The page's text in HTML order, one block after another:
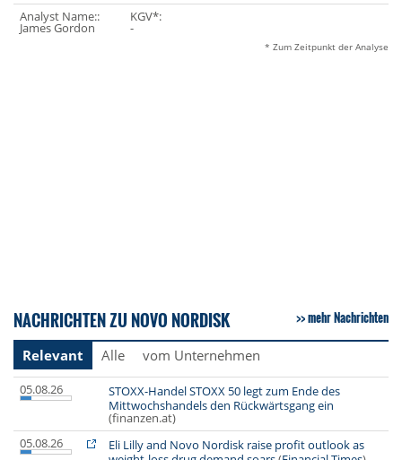
Analyst Name::
James Gordon
KGV*:
-
* Zum Zeitpunkt der Analyse
NACHRICHTEN ZU NOVO NORDISK mehr Nachrichten
Relevant Alle vom Unternehmen
05.08.26
STOXX-Handel STOXX 50 legt zum Ende des
Mittwochshandels den Rückwärtsgang ein
(finanzen.at)
05.08.26
Eli Lilly and Novo Nordisk raise profit outlook as